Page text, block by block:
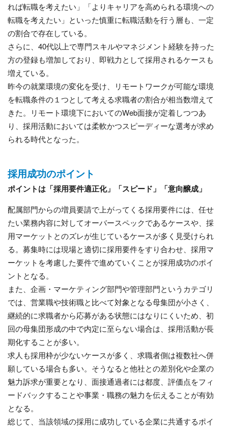
れば転職を考えたい」「よりキャリアを高められる環境への
転職を考えたい」といった慎重に転職活動を行う層も、一定
の割合で存在している。
さらに、40代以上で専門スキルやマネジメント経験を持った
方の登録も増加しており、即戦力として採用されるケースも
増えている。
昨今の就業環境の変化を受け、リモートワークが可能な環境
を転職条件の１つとして考える求職者の割合が相当数増えて
きた。リモート環境下においてのWeb面接が定着しつつあ
り、採用活動においては柔軟かつスピーディーな選考が求め
られる時代となった。
採用成功のポイント
ポイントは「採用要件適正化」「スピード」「意向醸成」
配属部門からの増員要請で上がってくる採用要件には、任せ
たい業務内容に対してオーバースペックであるケースや、採
用マーケットとのズレが生じているケースが多く見受けられ
る。募集時には現場と適切に採用要件をすり合わせ、採用マ
ーケットを考慮した要件で進めていくことが採用成功のポイ
ントとなる。
また、企画・マーケティング部門や管理部門というカテゴリ
では、営業職や技術職と比べて対象となる母集団が小さく、
継続的に求職者から応募がある状態にはなりにくいため、初
回の母集団形成の中で内定に至らない場合は、採用活動が長
期化することが多い。
求人も採用枠が少ないケースが多く、求職者側は複数社へ併
願している場合も多い。そうなると他社との差別化や企業の
魅力訴求が重要となり、面接通過者には都度、評価点をフィ
ードバックすることや事業・職務の魅力を伝えることが有効
となる。
総じて、当該領域の採用に成功している企業に共通するポイ